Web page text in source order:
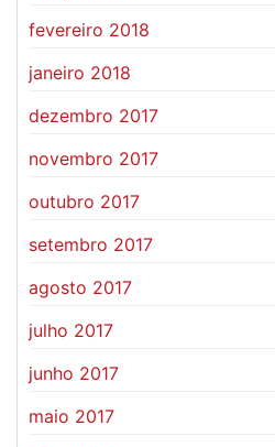
fevereiro 2018
janeiro 2018
dezembro 2017
novembro 2017
outubro 2017
setembro 2017
agosto 2017
julho 2017
junho 2017
maio 2017